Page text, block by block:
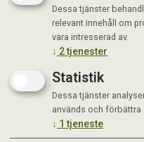
Dessa tjänster
relevant innehåll om
vara intresserad av.
↓ 2tjenester
Statistik
Dessa tjänster
används och förbättra
↓ 1 tjeneste